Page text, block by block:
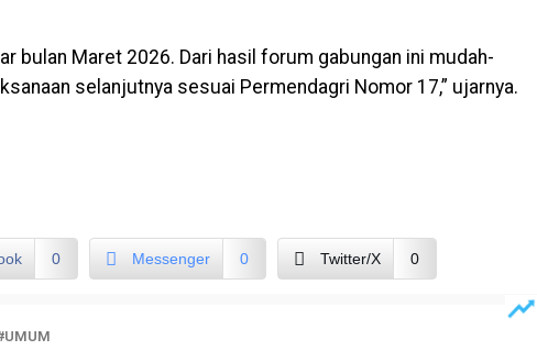
bulan Maret 2026. Dari hasil forum gabungan ini mudah-
selanjutnya sesuai Permendagri Nomor 17,” ujarnya.
0 Messenger 0 Twitter/X 0
UMUM